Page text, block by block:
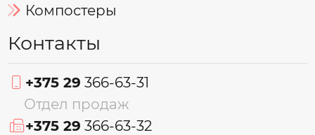
Компостеры
Контакты
+375 29 366-63-31
Отдел продаж
+375 29 366-63-32